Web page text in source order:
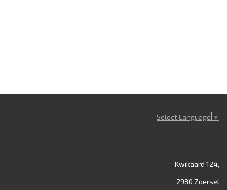
Select Language ▼
Kwikaard 124,
2980 Zoersel